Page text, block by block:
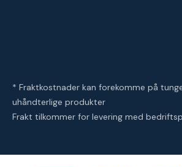
* Fraktkostnader kan forekomme på
uhåndterlige produkter
Frakt tilkommer for levering med